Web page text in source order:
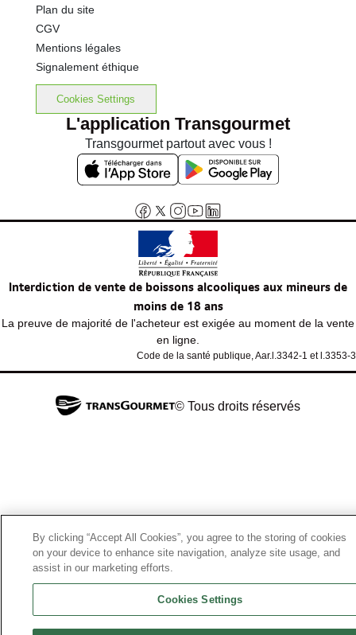
Plan du site
CGV
Mentions légales
Signalement éthique
Cookies Settings
L'application Transgourmet
Transgourmet partout avec vous !
Interdiction de vente de boissons alcooliques aux mineurs de
moins de 18 ans
La preuve de majorité de l'acheteur est exigée au moment de la vente
en ligne.
Code de la santé publique, Aar.l.3342-1 et l.3353-3
© Tous droits réservés
By clicking “Accept All Cookies”, you agree to the storing of cookies
on your device to enhance site navigation, analyze site usage, and
assist in our marketing efforts.
Cookies Settings